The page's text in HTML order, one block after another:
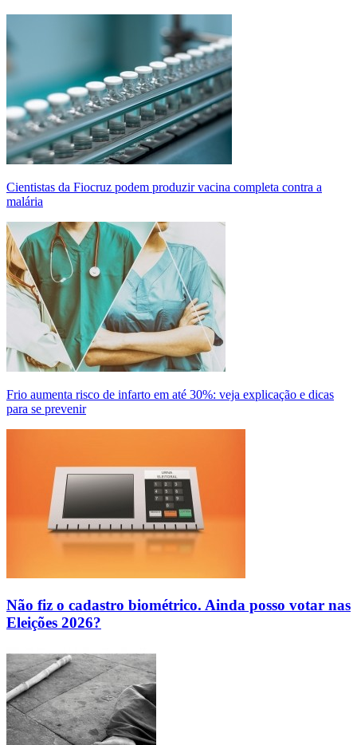
Cientistas da Fiocruz podem produzir vacina completa contra a
malária
Frio aumenta risco de infarto em até 30%: veja explicação e dicas
para se prevenir
Não fiz o cadastro biométrico. Ainda posso votar nas
Eleições 2026?